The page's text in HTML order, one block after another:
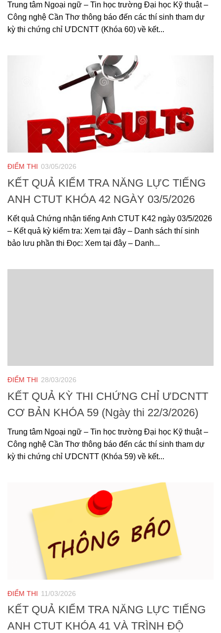
Trung tâm Ngoại ngữ – Tin học trường Đại học Kỹ thuật –
Công nghệ Cần Thơ thông báo đến các thí sinh tham dự
kỳ thi chứng chỉ ƯDCNTT (Khóa 60) về kết...
ĐIỂM THI 03/05/2026
KẾT QUẢ KIỂM TRA NĂNG LỰC TIẾNG
ANH CTUT KHÓA 42 NGÀY 03/5/2026
Kết quả Chứng nhận tiếng Anh CTUT K42 ngày 03/5/2026
– Kết quả kỳ kiểm tra: Xem tại đây – Danh sách thí sinh
bảo lưu phần thi Đọc: Xem tại đây – Danh...
ĐIỂM THI 28/03/2026
KẾT QUẢ KỲ THI CHỨNG CHỈ ƯDCNTT
CƠ BẢN KHÓA 59 (Ngày thi 22/3/2026)
Trung tâm Ngoại ngữ – Tin học trường Đại học Kỹ thuật –
Công nghệ Cần Thơ thông báo đến các thí sinh tham dự
kỳ thi chứng chỉ ƯDCNTT (Khóa 59) về kết...
ĐIỂM THI 11/03/2026
KẾT QUẢ KIỂM TRA NĂNG LỰC TIẾNG
ANH CTUT KHÓA 41 VÀ TRÌNH ĐỘ